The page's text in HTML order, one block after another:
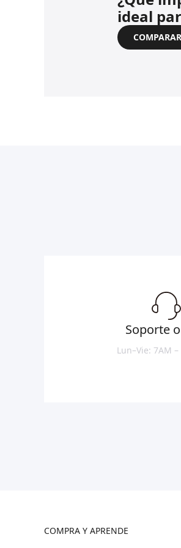
ideal
COMPARAR
Soporte
Lun–Vie: 7AM –
COMPRA Y APRENDE